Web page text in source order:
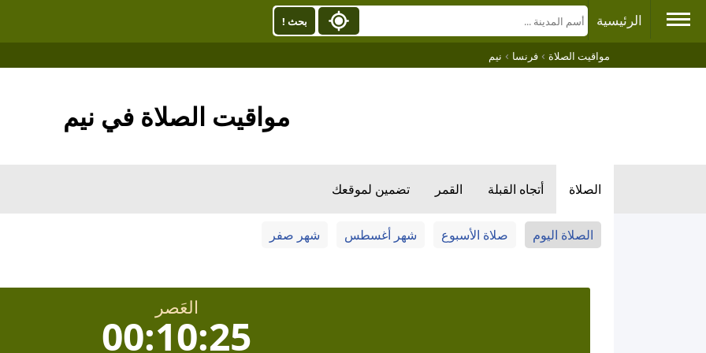
الرئيسية بحث !
مواقيت الصلاة › فرنسا › نيم
مواقيت الصلاة في نيم
الصلاة أتجاه القبلة القمر تضمين لموقعك
الصلاة اليوم صلاة الأسبوع شهر أغسطس شهر صفر
العَصر
00:10:25